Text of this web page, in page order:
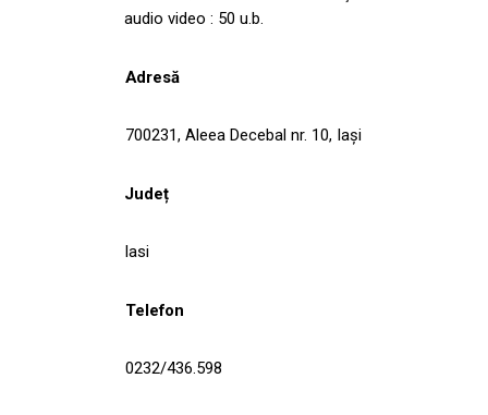
audio video : 50 u.b.
Adresă
700231, Aleea Decebal nr. 10, Iași
Județ
Iasi
Telefon
0232/436.598